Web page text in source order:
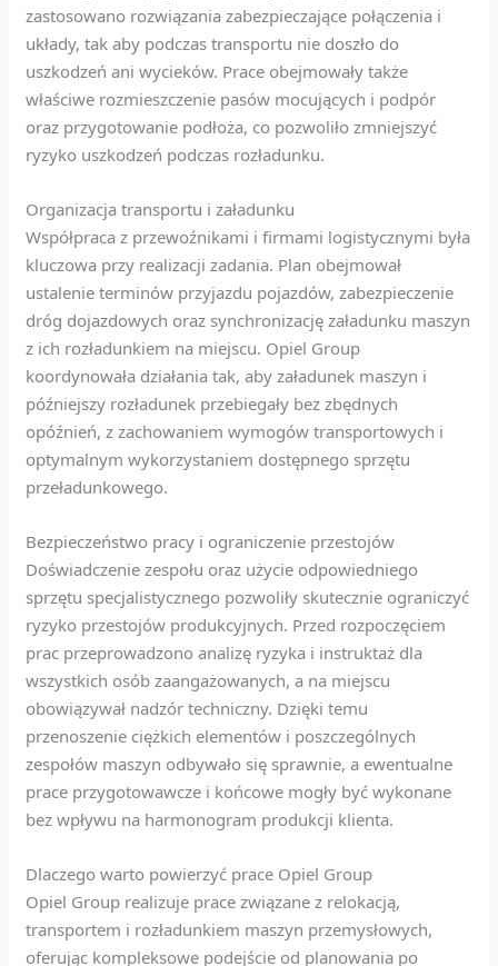
zastosowano rozwiązania zabezpieczające połączenia i
układy, tak aby podczas transportu nie doszło do
uszkodzeń ani wycieków. Prace obejmowały także
właściwe rozmieszczenie pasów mocujących i podpór
oraz przygotowanie podłoża, co pozwoliło zmniejszyć
ryzyko uszkodzeń podczas rozładunku.
Organizacja transportu i załadunku
Współpraca z przewoźnikami i firmami logistycznymi była
kluczowa przy realizacji zadania. Plan obejmował
ustalenie terminów przyjazdu pojazdów, zabezpieczenie
dróg dojazdowych oraz synchronizację załadunku maszyn
z ich rozładunkiem na miejscu. Opiel Group
koordynowała działania tak, aby załadunek maszyn i
późniejszy rozładunek przebiegały bez zbędnych
opóźnień, z zachowaniem wymogów transportowych i
optymalnym wykorzystaniem dostępnego sprzętu
przeładunkowego.
Bezpieczeństwo pracy i ograniczenie przestojów
Doświadczenie zespołu oraz użycie odpowiedniego
sprzętu specjalistycznego pozwoliły skutecznie ograniczyć
ryzyko przestojów produkcyjnych. Przed rozpoczęciem
prac przeprowadzono analizę ryzyka i instruktaż dla
wszystkich osób zaangażowanych, a na miejscu
obowiązywał nadzór techniczny. Dzięki temu
przenoszenie ciężkich elementów i poszczególnych
zespołów maszyn odbywało się sprawnie, a ewentualne
prace przygotowawcze i końcowe mogły być wykonane
bez wpływu na harmonogram produkcji klienta.
Dlaczego warto powierzyć prace Opiel Group
Opiel Group realizuje prace związane z relokacją,
transportem i rozładunkiem maszyn przemysłowych,
oferując kompleksowe podejście od planowania po